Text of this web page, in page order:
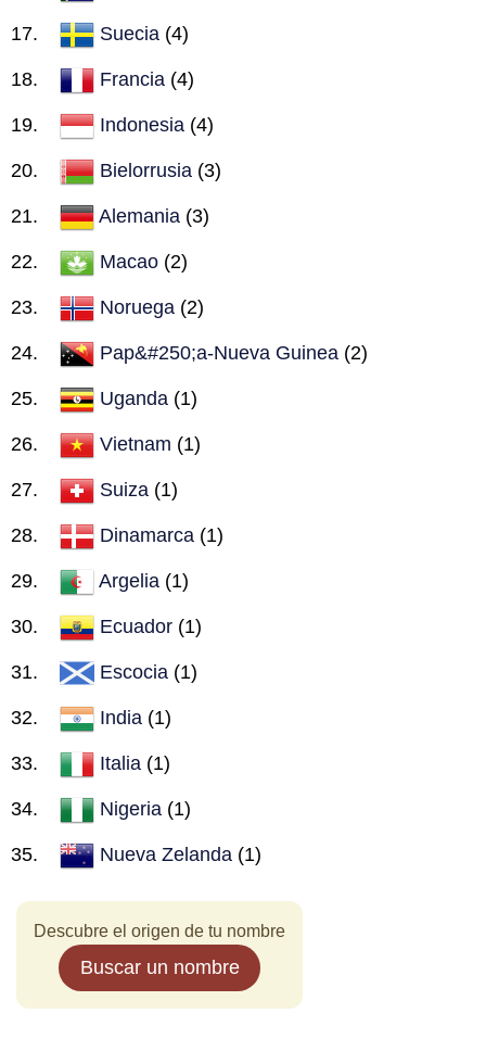
Suecia (4)
Francia (4)
Indonesia (4)
Bielorrusia (3)
Alemania (3)
Macao (2)
Noruega (2)
Pap&#250;a-Nueva Guinea (2)
Uganda (1)
Vietnam (1)
Suiza (1)
Dinamarca (1)
Argelia (1)
Ecuador (1)
Escocia (1)
India (1)
Italia (1)
Nigeria (1)
Nueva Zelanda (1)
Descubre el origen de tu nombre
Buscar un nombre